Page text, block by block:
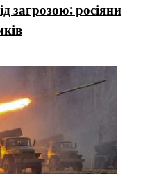
загрозою: росіяни